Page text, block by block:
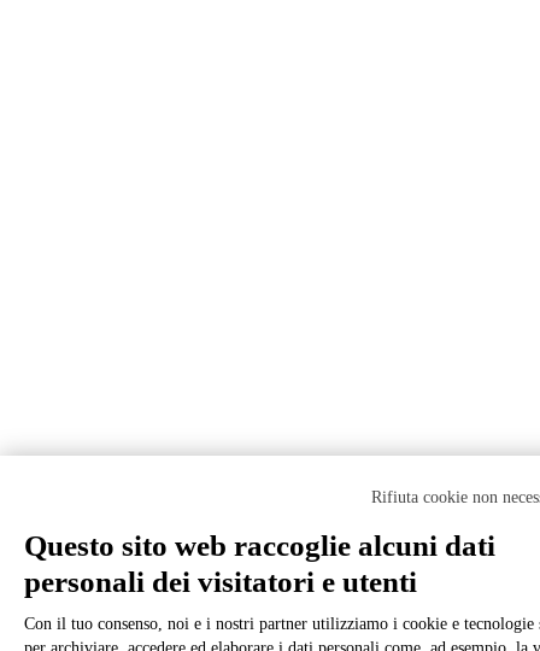
Rifiuta cookie non
Questo sito web raccoglie alcuni dati
personali dei visitatori e utenti
Con il tuo consenso, noi e i nostri partner utilizziamo i cookie e